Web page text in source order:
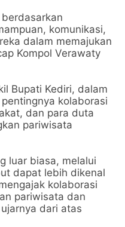
komunikasi,
dalam memajukan
Kompol Verawaty
Bupati Kediri, dalam
kolaborasi
dan para duta
pariwisata
luar biasa, melalui
dapat lebih dikenal
kolaborasi
pariwisata dan
dari atas